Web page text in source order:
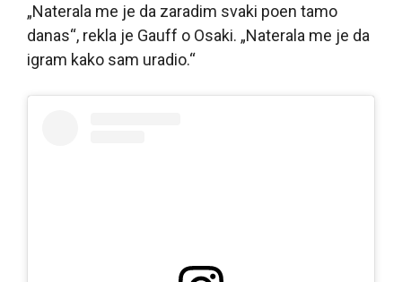
„Naterala me je da zaradim svaki poen tamo
danas“, rekla je Gauff o Osaki. „Naterala me je da
igram kako sam uradio.“